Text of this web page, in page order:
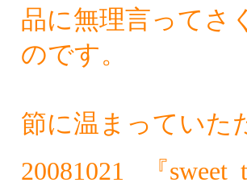
品に無理言ってさ
のです。
節に温まっていた
20081021
『